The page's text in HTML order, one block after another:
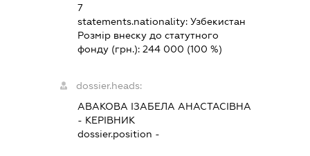
7
statements.nationality: Узбекистан
Розмір внеску до статутного
фонду (грн.): 244 000 (100 %)
dossier.heads:
АВАКОВА ІЗАБЕЛА АНАСТАСІВНА
- КЕРІВНИК
dossier.position -